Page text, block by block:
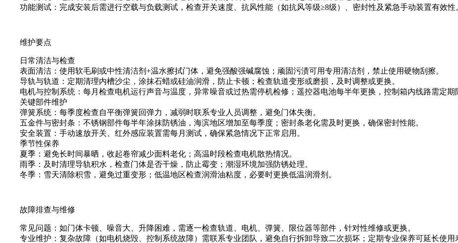
功能测试：完成安装后需进行空载与负载测试，检查开关速度、抗风性能（如抗风等级≥8级）、密封性及紧急手动装置有效性
维护要点
日常清洁与检查
表面清洁：使用软毛刷或中性清洁剂+温水擦拭门体，避免强酸强碱腐蚀；顽固污渍可用专用清洁剂，禁止使用硬物刮擦。
导轨与轨道：定期清理内槽沙尘，涂抹石蜡或硅油润滑，防止卡顿；检查轨道变形或磨损，及时调整或更换。
电机与控制系统：每月检查电机运行声音与温度，异常噪音或过热需停机检修；遥控器电池每半年更换，控制箱内线路需定期
关键部件维护
弹簧系统：每季度检查自平衡弹簧回弹力，减弱时联系专业人员调整，避免门体失衡。
五金件与密封条：不锈钢部件每半年涂抹防锈油，海滨地区增加至每季度；密封条老化需及时更换，确保密封性能。
安全装置：手动速放开关、红外感应装置需每月测试，确保紧急情况下正常启用。
季节性保养
夏季：避免长时间暴晒，收起卷帘减少面料老化；高温时段检查电机散热情况。
雨季：及时清理导轨积水，检查门体是否干燥，防止霉变；潮湿环境加强防锈处理。
冬季：雪天清除积雪，避免过重变形；低温地区检查润滑油粘度，必要时更换低温润滑剂。
故障排查与维修
常见问题：如门体卡顿、噪音大、升降困难，需逐一检查轨道、电机、弹簧、限位器等部件，针对性维修或更换。
专业维护：复杂故障（如电机烧毁、控制系统故障）需联系专业团队，避免自行拆卸导致二次损坏；定期专业保养可延长使用